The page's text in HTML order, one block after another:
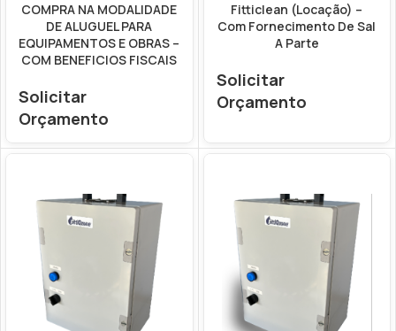
COMPRA NA MODALIDADE
DE ALUGUEL PARA
EQUIPAMENTOS E OBRAS –
COM BENEFICIOS FISCAIS
Solicitar
Orçamento
Fitticlean (Locação) –
Com Fornecimento De Sal
A Parte
Solicitar
Orçamento